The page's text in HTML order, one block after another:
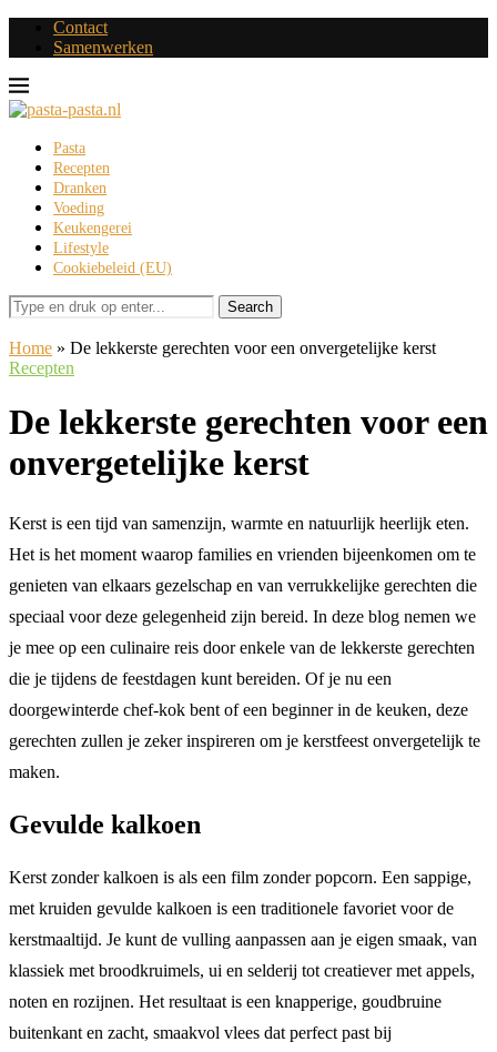
Contact
Samenwerken
Pasta
Recepten
Dranken
Voeding
Keukengerei
Lifestyle
Cookiebeleid (EU)
Search
Home » De lekkerste gerechten voor een onvergetelijke kerst
Recepten
De lekkerste gerechten voor een
onvergetelijke kerst
Kerst is een tijd van samenzijn, warmte en natuurlijk heerlijk eten.
Het is het moment waarop families en vrienden bijeenkomen om te
genieten van elkaars gezelschap en van verrukkelijke gerechten die
speciaal voor deze gelegenheid zijn bereid. In deze blog nemen we
je mee op een culinaire reis door enkele van de lekkerste gerechten
die je tijdens de feestdagen kunt bereiden. Of je nu een
doorgewinterde chef-kok bent of een beginner in de keuken, deze
gerechten zullen je zeker inspireren om je kerstfeest onvergetelijk te
maken.
Gevulde kalkoen
Kerst zonder kalkoen is als een film zonder popcorn. Een sappige,
met kruiden gevulde kalkoen is een traditionele favoriet voor de
kerstmaaltijd. Je kunt de vulling aanpassen aan je eigen smaak, van
klassiek met broodkruimels, ui en selderij tot creatiever met appels,
noten en rozijnen. Het resultaat is een knapperige, goudbruine
buitenkant en zacht, smaakvol vlees dat perfect past bij